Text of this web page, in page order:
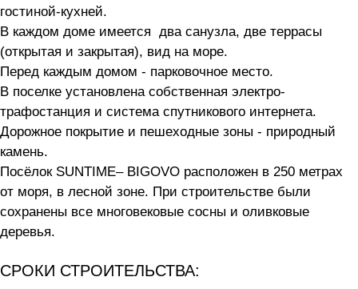
гостиной-кухней.
В каждом доме имеется два санузла, две террасы
(открытая и закрытая), вид на море.
Перед каждым домом - парковочное место.
В поселке установлена собственная электро-
трафостанция и система спутникового интернета.
Дорожное покрытие и пешеходные зоны - природный
камень.
Посёлок SUNTIME– BIGOVO расположен в 250 метрах
от моря, в лесной зоне. При строительстве были
сохранены все многовековые сосны и оливковые
деревья.
СРОКИ СТРОИТЕЛЬСТВА: